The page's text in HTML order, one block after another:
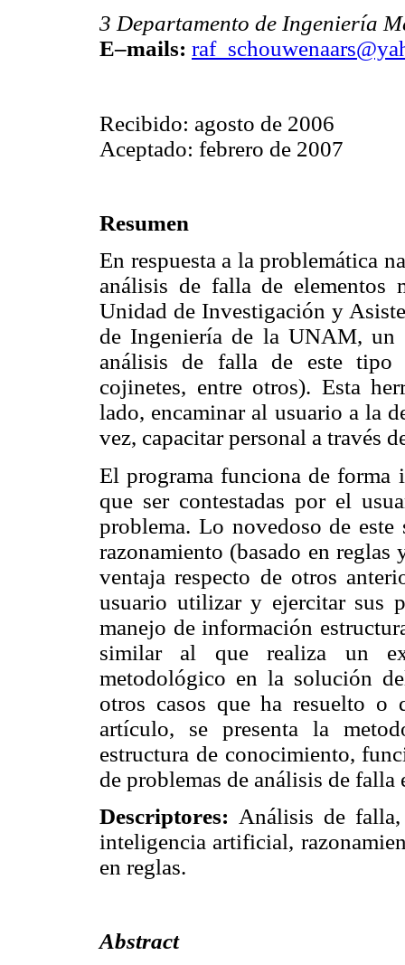
3 Departamento de Ingeniería
E–mails:
Recibido: agosto de 2006
Aceptado: febrero de 2007
Resumen
En respuesta a la problemática
análisis de falla de elementos
Unidad de Investigación y
de Ingeniería de la UNAM, un
análisis de falla de este tipo
cojinetes, entre otros). Esta
lado, encaminar al usuario a la
vez, capacitar personal a través
El programa funciona de forma
que ser contestadas por el
problema. Lo novedoso de este
razonamiento (basado en reglas
ventaja respecto de otros
usuario utilizar y ejercitar sus
manejo de información
similar al que realiza un
metodológico en la solución
otros casos que ha resuelto o
artículo, se presenta la
estructura de conocimiento,
de problemas de análisis de falla
Descriptores: Análisis de falla,
inteligencia artificial,
en reglas.
Abstract